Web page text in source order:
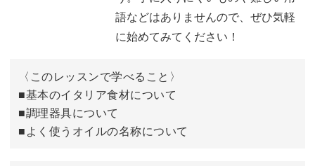
しい！」そんな一皿が作れます。
本格的なパスタが、ご自宅で簡単に！
「手打ちパスタ」というと、専門店などお店でしか食べら
語などはありませんので、ぜひ気軽
に始めてみてください！
〈このレッスンで学べること〉
■基本のイタリア食材について
■調理器具について
■よく使うオイルの名称について